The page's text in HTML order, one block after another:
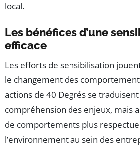
local.
Les bénéfices d’une
efficace
Les efforts de sensibilisation
le changement des
actions de 40 Degrés se
compréhension des enjeux, mais
de comportements plus
l’environnement au sein des